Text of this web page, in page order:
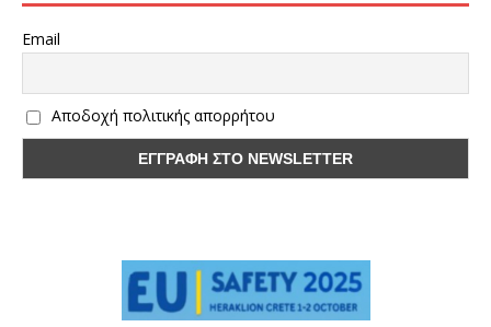
Email
Αποδοχή πολιτικής απορρήτου